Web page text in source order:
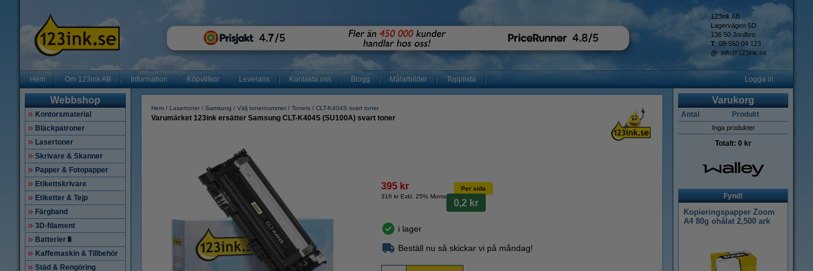
123ink AB
Lagervägen 5D
136 50 Jordbro
T: 08-550 04 123
@: info@123ink.se
Hem Om 123ink AB Information Köpvillkor Leverans Kontakta oss Blogg Målarbilder Topplista Logga in
Webbshop
Kontorsmaterial
Bläckpatroner
Lasertoner
Skrivare & Skanner
Papper & Fotopapper
Etikettskrivare
Etiketter & Tejp
Färgband
3D-filament
Batterier🔋
Kaffemaskin & Tillbehör
Städ & Rengöring
Hem Lasertoner Samsung Välj tonernummer Toners CLT-K404S svart toner
Varumärket 123ink ersätter Samsung CLT-K404S (SU100A) svart toner
395 kr
316 kr Exkl. 25% Moms
Per sida
0,2 kr
i lager
Beställ nu så skickar vi på måndag!
Varukorg
Antal Produkt
Inga produkter
Totalt: 0 kr
Fynd!
Kopieringspapper Zoom
A4 80g ohålat 2,500 ark